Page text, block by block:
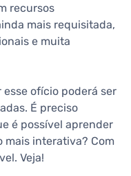
recursos
mais requisitada,
e muita
ofício poderá ser
É preciso
é possível aprender
mais interativa? Com
Veja!